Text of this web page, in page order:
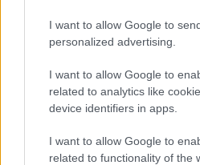
I want to allow Google to
personalized advertising.
I want to allow Google to
related to analytics like
device identifiers in apps.
I want to allow Google to
related to functionality of the
Az öröm mellett
folytatással
kiderült, kifejezetten
főleg Gilbertre. A